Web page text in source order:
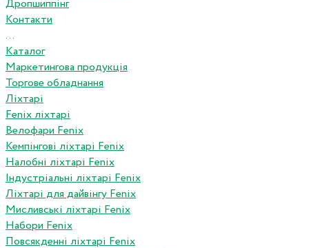
Дропшиппінг
Контакти
...
Каталог
Маркетингова продукція
Торгове обладнання
Ліхтарі
Fenix ліхтарі
Велофари Fenix
Кемпінгові ліхтарі Fenix
Налобні ліхтарі Fenix
Індустріальні ліхтарі Fenix
Ліхтарі для дайвінгу Fenix
Мисливські ліхтарі Fenix
Набори Fenix
Повсякденні ліхтарі Fenix